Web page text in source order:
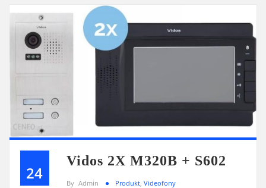
24
Vidos 2X M320B + S602
By Admin Produkt Videofony